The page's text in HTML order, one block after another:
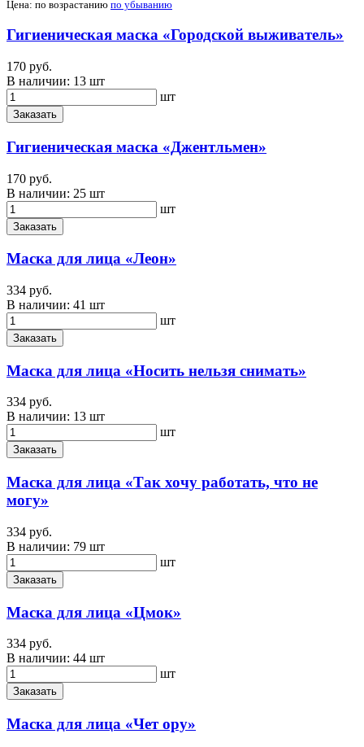
Цена: по возрастанию по убыванию
Гигиеническая маска «Городской выживатель»
170 руб.
В наличии: 13 шт
шт
Заказать
Гигиеническая маска «Джентльмен»
170 руб.
В наличии: 25 шт
шт
Заказать
Маска для лица «Леон»
334 руб.
В наличии: 41 шт
шт
Заказать
Маска для лица «Носить нельзя снимать»
334 руб.
В наличии: 13 шт
шт
Заказать
Маска для лица «Так хочу работать, что не
могу»
334 руб.
В наличии: 79 шт
шт
Заказать
Маска для лица «Цмок»
334 руб.
В наличии: 44 шт
шт
Заказать
Маска для лица «Чет ору»